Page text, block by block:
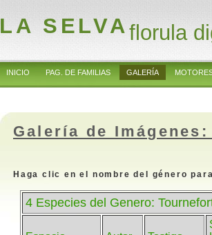
LA SELVAflorula
INICIO PAG. DE FAMILIAS GALERÍA
Galería de
Haga clic en el nombre del género
4 Especies del Genero: